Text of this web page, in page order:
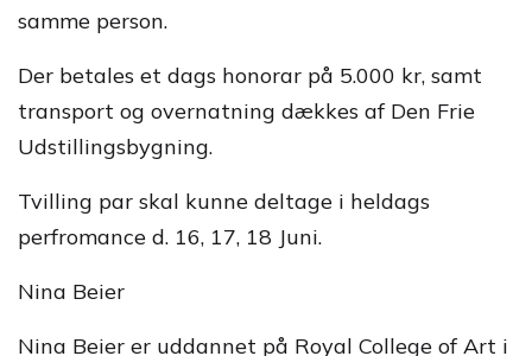
samme person.
Der betales et dags honorar på 5.000 kr, samt
transport og overnatning dækkes af Den Frie
Udstillingsbygning.
Tvilling par skal kunne deltage i heldags
perfromance d. 16, 17, 18 Juni.
Nina Beier
Nina Beier er uddannet på Royal College of Art i